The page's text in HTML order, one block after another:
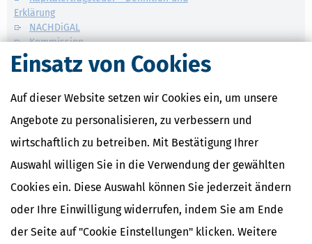
Einsatz von Cookies
Auf dieser Website setzen wir Cookies ein, um unsere
Angebote zu personalisieren, zu verbessern und
wirtschaftlich zu betreiben. Mit Bestätigung Ihrer
Auswahl willigen Sie in die Verwendung der gewählten
Cookies ein. Diese Auswahl können Sie jederzeit ändern
oder Ihre Einwilligung widerrufen, indem Sie am Ende
der Seite auf "Cookie Einstellungen" klicken. Weitere
Erklärung
NACHDiGAL
Kommission